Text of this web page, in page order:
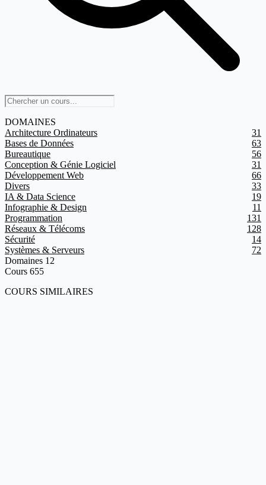
DOMAINES
Architecture Ordinateurs
31
Bases de Données
63
Bureautique
56
Conception & Génie Logiciel
31
Développement Web
66
Divers
33
IA & Data Science
19
Infographie & Design
11
Programmation
131
Réseaux & Télécoms
128
Sécurité
14
Systèmes & Serveurs
72
Domaines 12
Cours 655
COURS SIMILAIRES